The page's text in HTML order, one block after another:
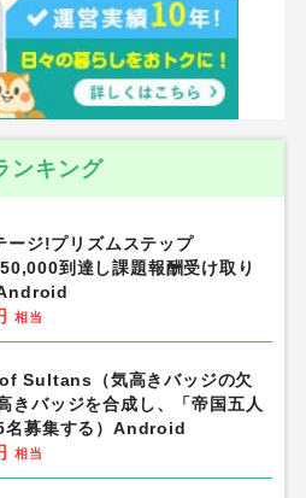
ンキング
ージ!プリズムステップ
到達し課題報酬受け取り
相当
Sultans（気高きバッジの欠
きバッジを合成し、「帝国五人
名募集する）Android
相当